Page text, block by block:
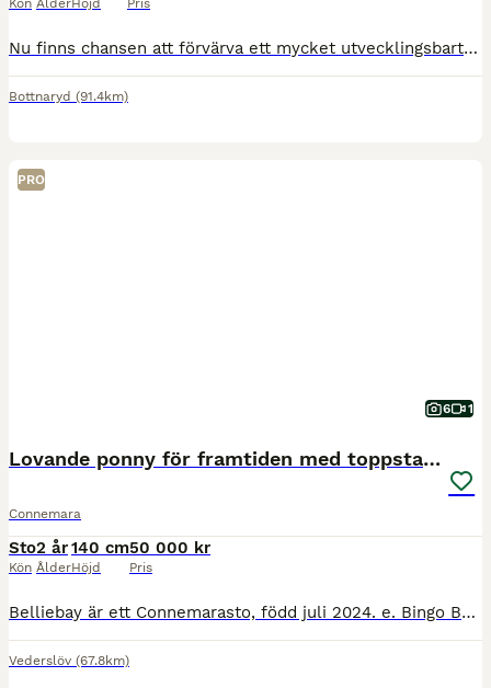
Kön ÅlderHöjd Pris
Nu finns chansen att förvärva ett mycket utvecklingsbart och välstammat SWB-sto född 2019, ca 166 cm. E: Nintender, UE: Cabachon. En spännande stam med mycket prestation och kapacitet för framtiden. F
Bottnaryd (91.4km)
PRO
6 1
Lovande ponny för framtiden med toppstam! ⭐️
Connemara
Sto
Kön
2 år
Ålder
140 cm
Höjd
50 000 kr
Pris
Belliebay är ett Connemarasto, född juli 2024. e. Bingo Bell RC 112 – u. Cashelbay Ella Hon beräknas bli maxad C/liten D-ponny. Skimmel, född gulbrun. HWSD N/N Nu finns möjligheten att förvärva et
Vederslöv (67.8km)